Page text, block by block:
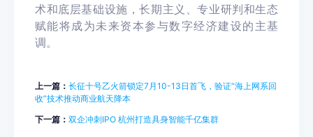
术和底层基础设施，长期主义、专业研判和生态
赋能将成为未来资本参与数字经济建设的主基
调。
上一篇： 长征十号乙火箭锁定7月10-13日首飞，验证“海上网系回
收”技术推动商业航天降本
下一篇： 双企冲刺IPO 杭州打造具身智能千亿集群